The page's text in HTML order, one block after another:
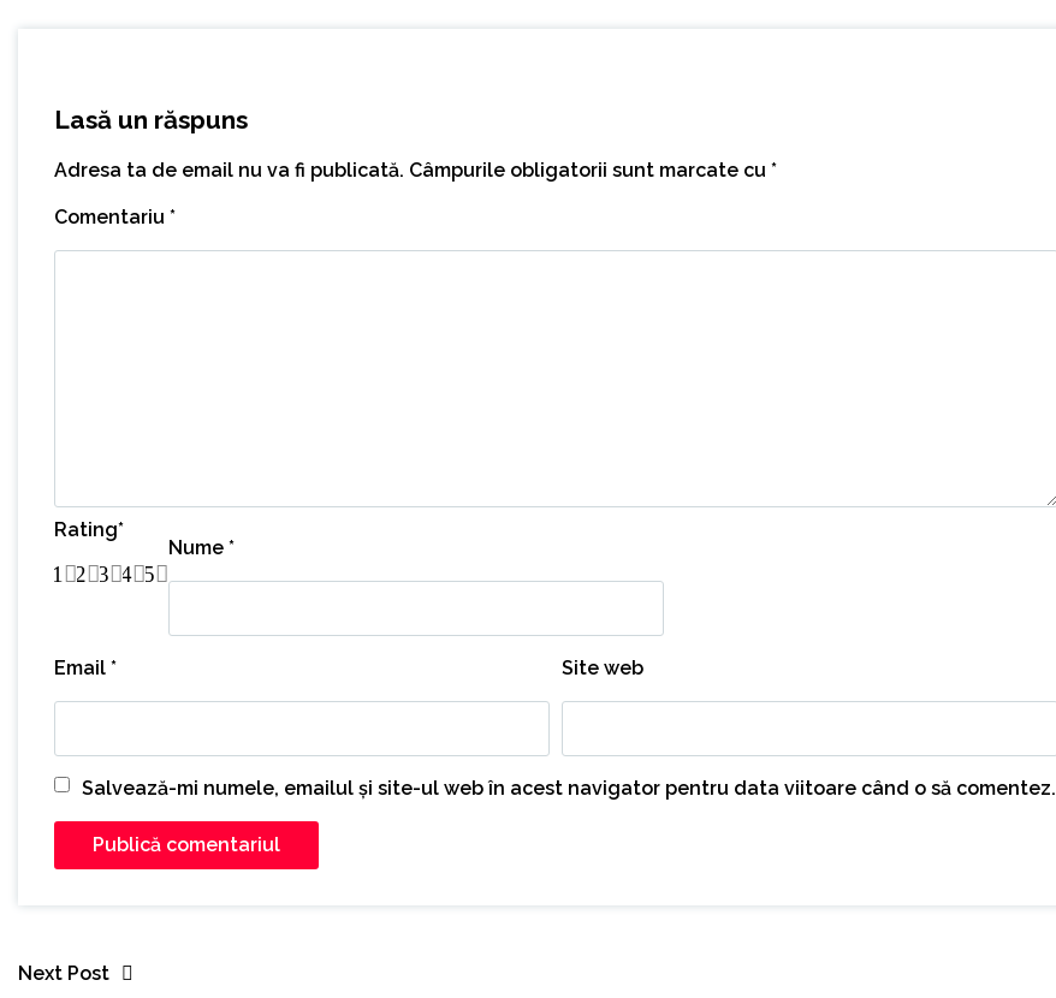
Lasă un răspuns
Adresa ta de email nu va fi publicată. Câmpurile obligatorii sunt marcate cu *
Comentariu *
Rating*
5
4
3
2
1
Nume *
Email * Site web
Salvează-mi numele, emailul și site-ul web în acest navigator pentru data viitoare când o să comentez.
Next Post